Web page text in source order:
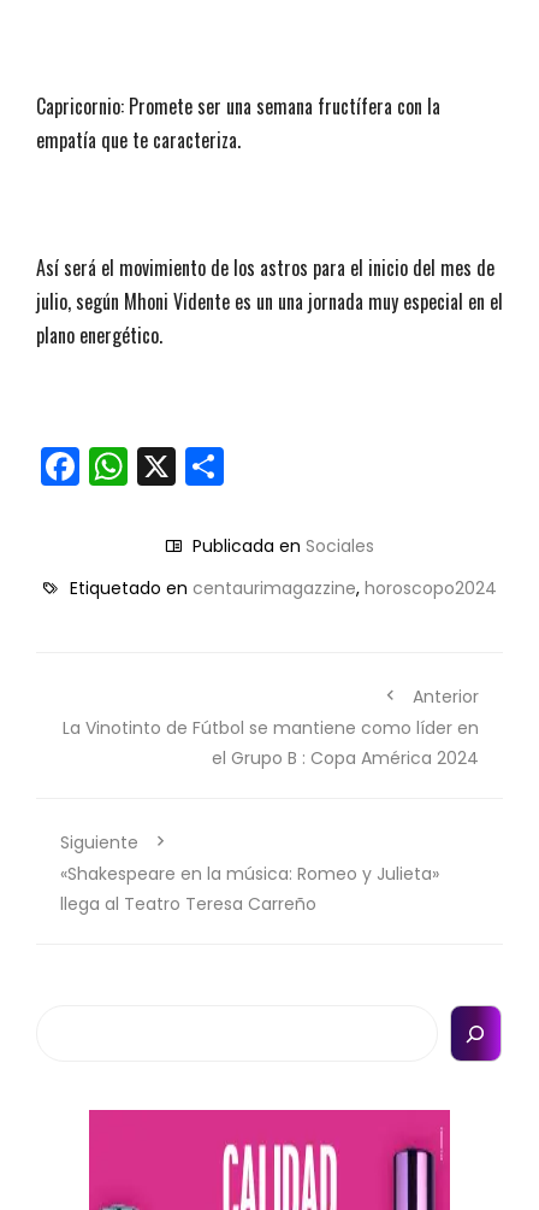
Capricornio: Promete ser una semana fructífera con la
empatía que te caracteriza.
Así será el movimiento de los astros para el inicio del mes de
julio, según Mhoni Vidente es un una jornada muy especial en el
plano energético.
Facebook
WhatsApp
X
Publicada en Sociales
Etiquetado en centaurimagazzine, horoscopo2024
Anterior
La Vinotinto de Fútbol se mantiene como líder en
el Grupo B : Copa América 2024
Siguiente
«Shakespeare en la música: Romeo y Julieta»
llega al Teatro Teresa Carreño